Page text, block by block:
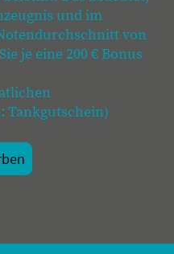
und im
von
je eine 200 € Bonus
Tankgutschein)